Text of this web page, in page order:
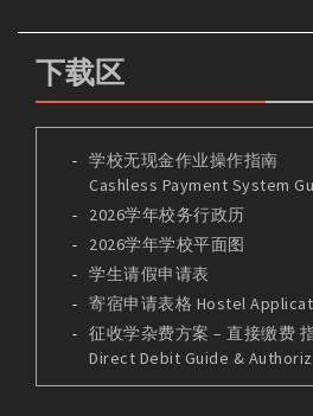
下载区
学校无现金作业操作指南
Cashless Payment System
2026学年校务行政历
2026学年学校平面图
学生请假申请表
寄宿申请表格 Hostel
征收学杂费方案 – 直接缴费
Direct Debit Guide &